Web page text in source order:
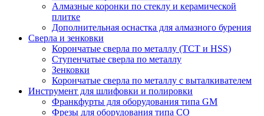
Алмазные коронки по стеклу и керамической
плитке
Дополнительная оснастка для алмазного бурения
Сверла и зенковки
Корончатые сверла по металлу (TCT и HSS)
Ступенчатые сверла по металлу
Зенковки
Корончатые сверла по металлу c выталкивателем
Инструмент для шлифовки и полировки
Франкфурты для оборудования типа GM
Фрезы для оборудования типа СО